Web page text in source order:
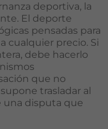
deportiva, la
El deporte
pensadas para
cualquier precio. Si
debe hacerlo
que no
trasladar al
una disputa que